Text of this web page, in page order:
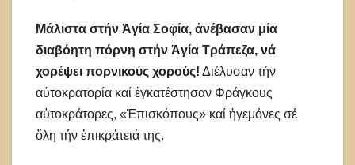
Μάλιστα στήν Ἁγία Σοφία, ἀνέβασαν μία
διαβόητη πόρνη στήν Ἁγία Τράπεζα, νά
χορέψει πορνικούς χορούς! Διέλυσαν τήν
αὐτοκρατορία καί ἐγκατέστησαν Φράγκους
αὐτοκράτορες, «Ἐπισκόπους» καί ἡγεμόνες σέ
ὅλη τήν ἐπικράτειά της.